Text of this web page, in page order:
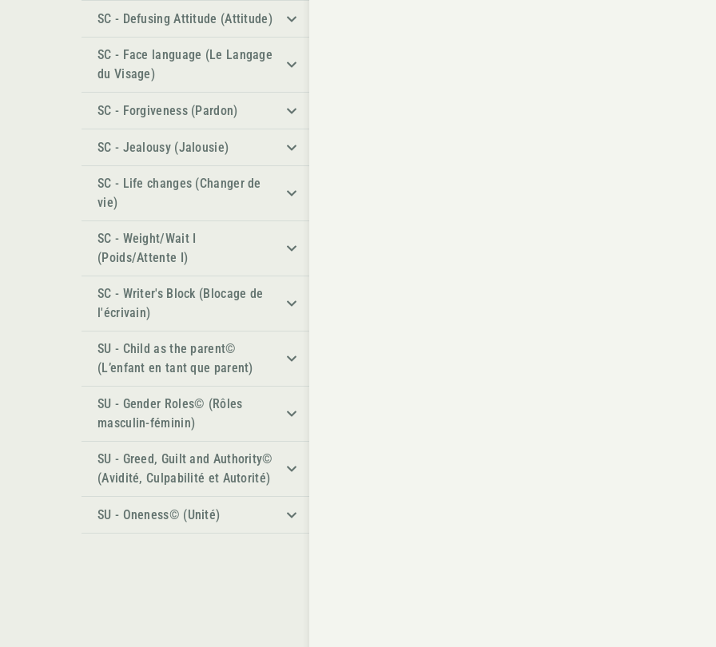
SC - Defusing Attitude (Attitude)
SC - Face language (Le Langage
du Visage)
SC - Forgiveness (Pardon)
SC - Jealousy (Jalousie)
SC - Life changes (Changer de
vie)
SC - Weight/Wait I
(Poids/Attente I)
SC - Writer's Block (Blocage de
l'écrivain)
SU - Child as the parent©
(L’enfant en tant que parent)
SU - Gender Roles© (Rôles
masculin-féminin)
SU - Greed, Guilt and Authority©
(Avidité, Culpabilité et Autorité)
SU - Oneness© (Unité)